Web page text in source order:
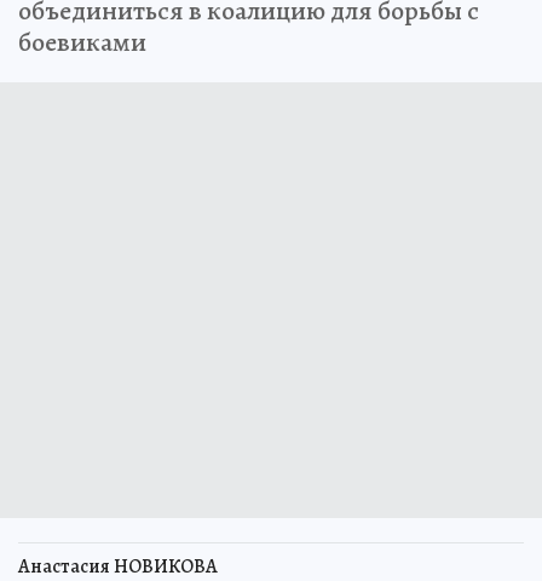
объединиться в коалицию для борьбы с
боевиками
Анастасия НОВИКОВА